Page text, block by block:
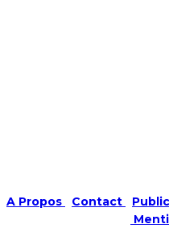
A Propos Contact